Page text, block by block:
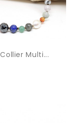
Multi...